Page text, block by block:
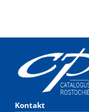
Kontakt